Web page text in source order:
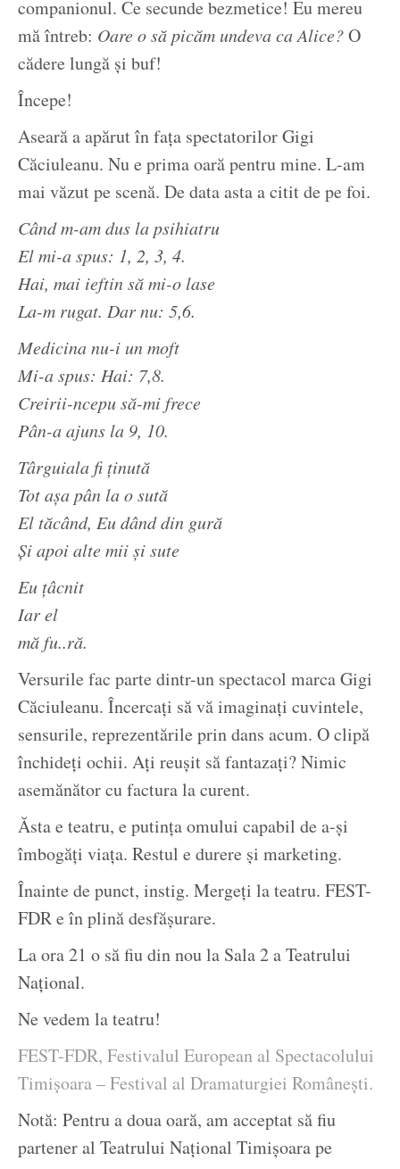
companionul. Ce secunde bezmetice! Eu mereu
mă întreb: Oare o să picăm undeva ca Alice?O
cădere lungă și buf!
Începe!
Aseară a apărut în fața spectatorilor Gigi
Căciuleanu. Nu e prima oară pentru mine. L-am
mai văzut pe scenă. De data asta a citit de pe foi.
Când m-am dus la psihiatru
El mi-a spus: 1, 2, 3, 4.
Hai, mai ieftin să mi-o lase
La-m rugat. Dar nu: 5,6.
Medicina nu-i un moft
Mi-a spus: Hai: 7,8.
Creirii-ncepu să-mi frece
Pân-a ajuns la 9, 10.
Târguiala fi ținută
Tot așa pân la o sută
El tăcând, Eu dând din gură
Și apoi alte mii și sute
Eu țâcnit
Iar el
mă fu..ră.
Versurile fac parte dintr-un spectacol marca Gigi
Căciuleanu. Încercați să vă imaginați cuvintele,
sensurile, reprezentările prin dans acum. O clipă
închideți ochii. Ați reușit să fantazați? Nimic
asemănător cu factura la curent.
Ăsta e teatru, e putința omului capabil de a-și
îmbogăți viața. Restul e durere și marketing.
Înainte de punct, instig. Mergeți la teatru. FEST-
FDR e în plină desfășurare.
La ora 21 o să fiu din nou la Sala 2 a Teatrului
Național.
Ne vedem la teatru!
FEST-FDR, Festivalul European al Spectacolului
Timișoara – Festival al Dramaturgiei Românești.
Notă: Pentru a doua oară, am acceptat să fiu
partener al Teatrului Național Timișoara pe